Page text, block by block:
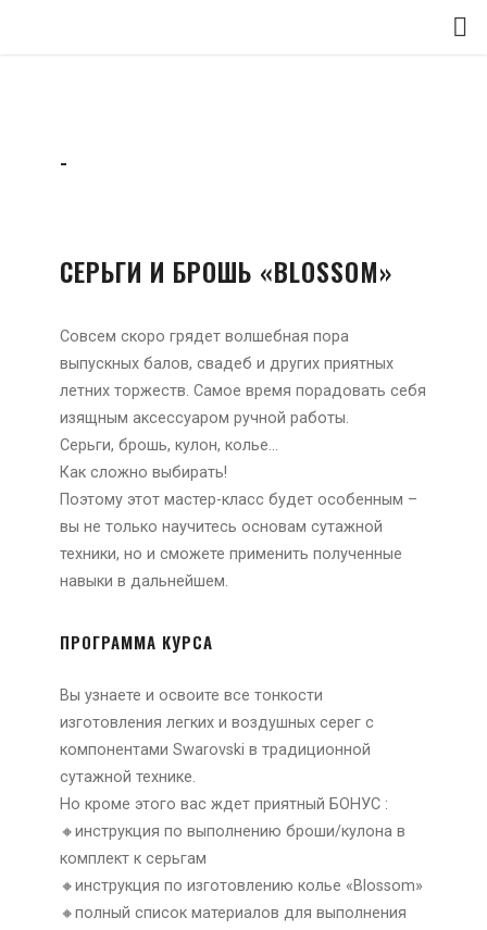
-
СЕРЬГИ И БРОШЬ «BLOSSOM»
Совсем скоро грядет волшебная пора
выпускных балов, свадеб и других приятных
летних торжеств. Самое время порадовать себя
изящным аксессуаром ручной работы.
Серьги, брошь, кулон, колье…
Как сложно выбирать!
Поэтому этот мастер-класс будет особенным –
вы не только научитесь основам сутажной
техники, но и сможете применить полученные
навыки в дальнейшем.
ПРОГРАММА КУРСА
Вы узнаете и освоите все тонкости
изготовления легких и воздушных серег с
компонентами Swarovski в традиционной
сутажной технике.
Но кроме этого вас ждет приятный БОНУС :
🔸инструкция по выполнению броши/кулона в
комплект к серьгам
🔸инструкция по изготовлению колье «Blossom»
🔸полный список материалов для выполнения